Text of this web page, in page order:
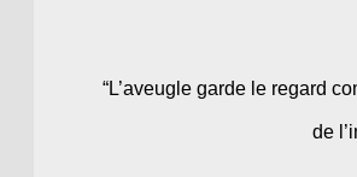
“L’aveugle garde le regard
de